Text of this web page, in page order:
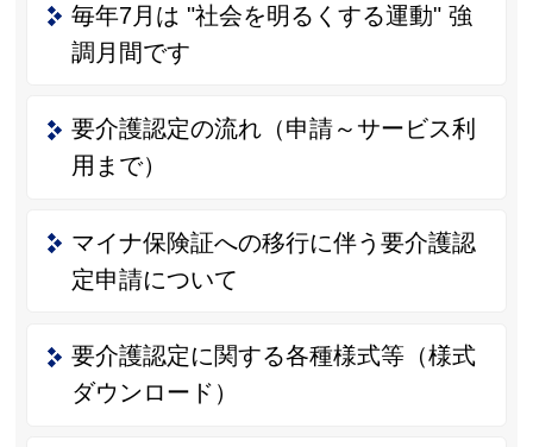
毎年7月は "社会を明るくする運動" 強
調月間です
要介護認定の流れ（申請～サービス利
用まで）
マイナ保険証への移行に伴う要介護認
定申請について
要介護認定に関する各種様式等（様式
ダウンロード）